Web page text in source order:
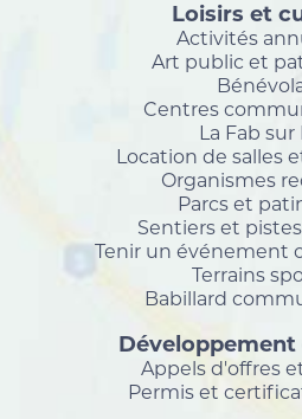
Loisirs et
Activités
Art public et
Centres
La Fab sur
Location de salles
Organismes
Parcs et
Sentiers et
Tenir un événement
Terrains
Babillard
Appels d'offres
Permis et